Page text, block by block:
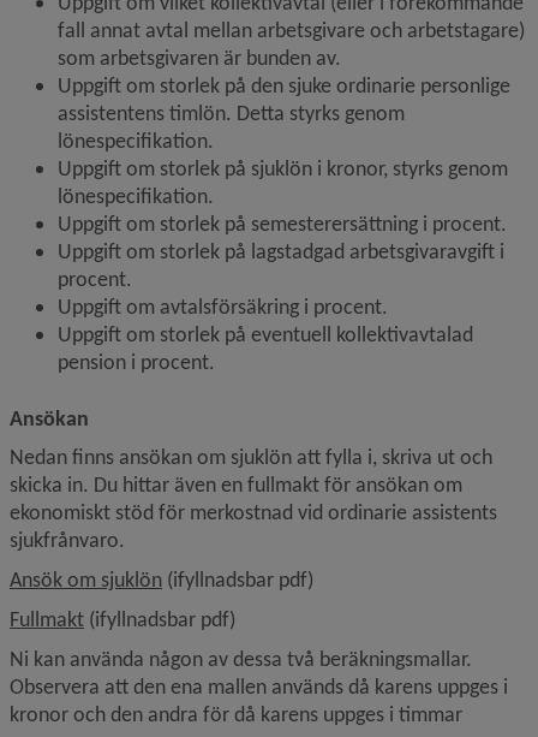
fall annat avtal mellan arbetsgivare och arbetstagare)
som arbetsgivaren är bunden av.
Uppgift om storlek på den sjuke ordinarie personlige
assistentens timlön. Detta styrks genom
lönespecifikation.
Uppgift om storlek på sjuklön i kronor, styrks genom
lönespecifikation.
Uppgift om storlek på semesterersättning i procent.
Uppgift om storlek på lagstadgad arbetsgivaravgift i
procent.
Uppgift om avtalsförsäkring i procent.
Uppgift om storlek på eventuell kollektivavtalad
pension i procent.
Ansökan
Nedan finns ansökan om sjuklön att fylla i, skriva ut och
skicka in. Du hittar även en fullmakt för ansökan om
ekonomiskt stöd för merkostnad vid ordinarie assistents
sjukfrånvaro.
Ansök om sjuklön, 150.6 kB.
(ifyllnadsbar pdf)
Fullmakt, 193.6 kB, öppnas i nytt fönster.
(ifyllnadsbar pdf)
Ni kan använda någon av dessa två beräkningsmallar.
Observera att den ena mallen används då karens uppges i
kronor och den andra för då karens uppges i timmar